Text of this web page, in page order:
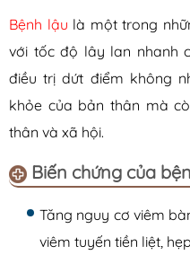
Bệnh lậu là một trong
với tốc độ lây lan nhanh
điều trị dứt điểm không
khỏe của bản thân mà
thân và xã hội.
Biến chứng của
Tăng nguy cơ viêm
viêm tuyến tiền liệt,